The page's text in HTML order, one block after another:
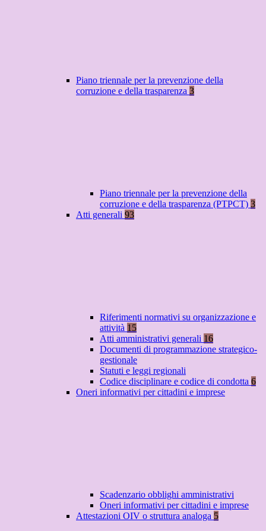
Piano triennale per la prevenzione della
corruzione e della trasparenza 3
Piano triennale per la prevenzione della
corruzione e della trasparenza (PTPCT) 3
Atti generali 93
Riferimenti normativi su organizzazione e
attività 15
Atti amministrativi generali 16
Documenti di programmazione strategico-
gestionale
Statuti e leggi regionali
Codice disciplinare e codice di condotta 6
Oneri informativi per cittadini e imprese
Scadenzario obblighi amministrativi
Oneri informativi per cittadini e imprese
Attestazioni OIV o struttura analoga 5